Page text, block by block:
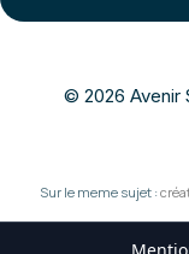
© 2026 Avenir
Sur le meme sujet :